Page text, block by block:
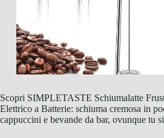
Scopri SIMPLETASTE Schiumalatte
Elettrico a Batterie: schiuma cremosa in
cappuccini e bevande da bar, ovunque tu